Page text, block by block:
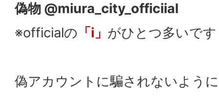
偽物 @miura_city_officiial
※officialの 「i」 がひとつ多いです
偽アカウントに騙されないよう